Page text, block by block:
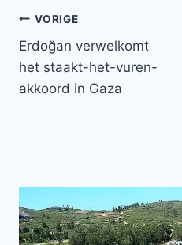
Bericht
navigatie
VORIGE
Erdoğan verwelkomt
het staakt-het-vuren-
akkoord in Gaza